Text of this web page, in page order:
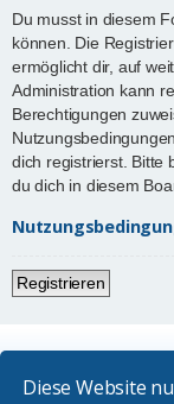
Diese Website
Du musst in diesem
können. Die
ermöglicht dir, auf
Administration kann
Berechtigungen
dich registrierst. Bitte
du dich in diesem
Registrieren